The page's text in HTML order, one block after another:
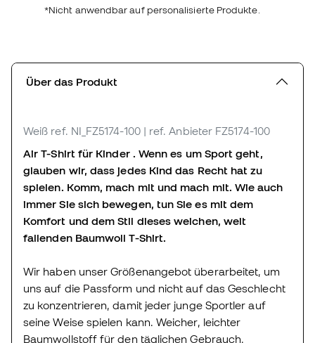
*Nicht anwendbar auf personalisierte Produkte.
Über das Produkt
Weiß ref. NI_FZ5174-100 | ref. Anbieter FZ5174-100
Air T-Shirt für Kinder . Wenn es um Sport geht,
glauben wir, dass jedes Kind das Recht hat zu
spielen. Komm, mach mit und mach mit. Wie auch
immer Sie sich bewegen, tun Sie es mit dem
Komfort und dem Stil dieses weichen, weit
fallenden Baumwoll T-Shirt.
Wir haben unser Größenangebot überarbeitet, um
uns auf die Passform und nicht auf das Geschlecht
zu konzentrieren, damit jeder junge Sportler auf
seine Weise spielen kann. Weicher, leichter
Baumwollstoff für den täglichen Gebrauch.